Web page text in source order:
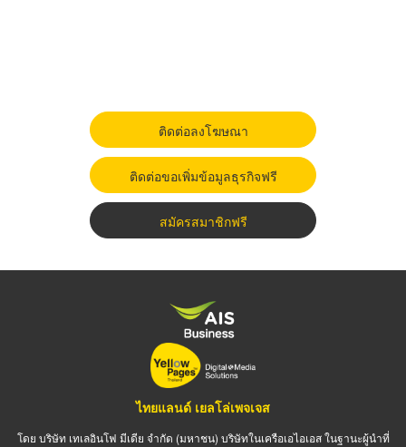
ติดต่อลงโฆษณา
ติดต่อขอเพิ่มข้อมูลธุรกิจฟรี
สมัครสมาชิกฟรี
ไทยแลนด์ เยลโล่เพจเจส
โดย บริษัท เทเลอินโฟ มีเดีย จำกัด (มหาชน) บริษัทในเครือเอไอเอส ในฐานะผู้นำที่